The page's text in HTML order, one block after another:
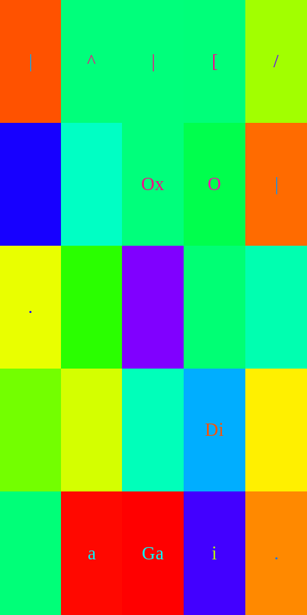
| ^ | [ /
Ox O |
.
Di
a Ga i .